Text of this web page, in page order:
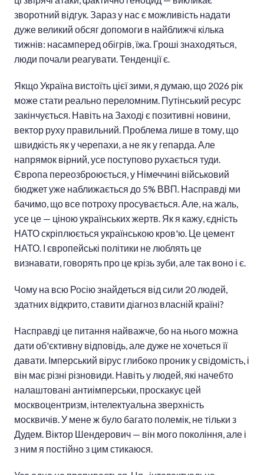
зворотний відгук. Зараз у нас є можливість надати
дуже великий обсяг допомоги в найближчі кілька
тижнів: насамперед обігрів, їжа. Гроші знаходяться,
люди почали реагувати. Тенденції є.
Якщо Україна вистоїть цієї зими, я думаю, що 2026 рік
може стати реально переломним. Путінський ресурс
закінчується. Навіть на Заході є позитивні новини,
вектор руху правильний. Проблема лише в тому, що
швидкість як у черепахи, а не як у гепарда. Але
напрямок вірний, усе поступово рухається туди.
Європа переозброюється, у Німеччині військовий
бюджет уже наближається до 5% ВВП. Насправді ми
бачимо, що все потроху просувається. Але, на жаль,
усе це — ціною українських жертв. Як я кажу, єдність
НАТО скріплюється українською кров'ю. Це цемент
НАТО. І європейські політики не люблять це
визнавати, говорять про це крізь зуби, але так воно і є.
Чому на всю Росію знайдеться від сили 20 людей,
здатних відкрито, ставити діагноз власній країні?
Насправді це питання найважче, бо на нього можна
дати об'єктивну відповідь, але дуже не хочеться її
давати. Імперський вірус глибоко проник у свідомість, і
він має різні різновиди. Навіть у людей, які начебто
налаштовані антиімперськи, проскакує цей
москвоцентризм, інтелектуальна зверхність
москвичів. У мене ж було багато полемік, не тільки з
Дудем. Віктор Шендерович — він мого покоління, але і
з ним я постійно з цим стикаюся.